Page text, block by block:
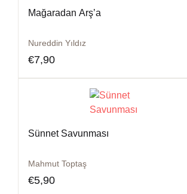
Mağaradan Arş’a
Nureddin Yıldız
€7,90
Sünnet Savunması
Mahmut Toptaş
€5,90